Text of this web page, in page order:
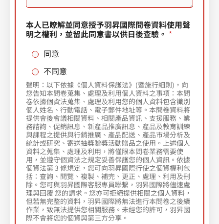
e
d
本人已瞭解並同意授予羽昇國際問卷資料使用聲
明之權利，並留此同意書以供日後查驗。 *
同意
不同意
聲明：以下依據《個人資料保護法》(暨施行細則)，向
您告知本問卷蒐集、處理及利用個人資料之事項：本問
卷依據個資法蒐集、處理及利用您的個人資料包含識別
個人姓名、行動電話、電子郵件地址等。本問卷資料將
提供會後會議相關資料、相關產品資訊、支援服務、業
務諮詢、促銷訊息、新產品推廣訊息、產品及教育訓練
與課程之提供與行銷推廣、產品配送、產品市場分析及
統計或研究、寄送抽獎贈獎活動贈品之使用。上述個人
資料之蒐集、處理及利用，將僅限本問卷業務需要使
用，並遵守個資法之規定妥善保護您的個人資訊。依據
個資法第 3 條規定，您可向羽昇國際行使之個資權利包
括：查詢、閱覽、複製、補完、更正、處理、利用及刪
除。您可與羽昇國際客服專員聯繫，羽昇國際將儘速處
理與回覆 您的請求。您亦可拒絕提供相關之個人資料，
但若無完整的資料，羽昇國際將無法進行本問卷之後續
作業，致無法提供您相關服務。未經您的許可，羽昇國
際不會將您的個資與第三方分享。